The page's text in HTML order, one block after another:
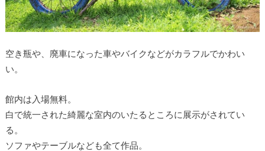
空き瓶や、廃車になった車やバイクなどがカラフルでかわい
い。
館内は入場無料。
白で統一された綺麗な室内のいたるところに展示がされてい
る。
ソファやテーブルなども全て作品。